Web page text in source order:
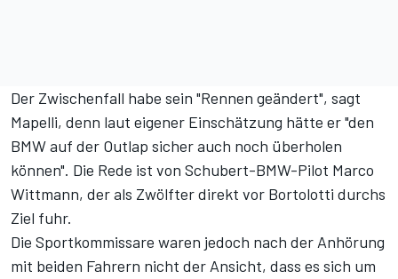
Der Zwischenfall habe sein "Rennen geändert", sagt
Mapelli, denn laut eigener Einschätzung hätte er "den
BMW auf der Outlap sicher auch noch überholen
können". Die Rede ist von Schubert-BMW-Pilot Marco
Wittmann, der als Zwölfter direkt vor Bortolotti durchs
Ziel fuhr.
Die Sportkommissare waren jedoch nach der Anhörung
mit beiden Fahrern nicht der Ansicht, dass es sich um